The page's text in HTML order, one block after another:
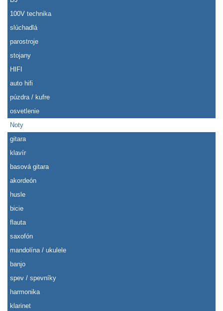
100V technika
slúchadlá
parostroje
stojany
HIFI
auto hifi
púzdra / kufre
osvetlenie
Noty
gitara
klavír
basová gitara
akordeón
husle
bicie
flauta
saxofón
mandolína / ukulele
banjo
spev / spevníky
harmonika
klarinet